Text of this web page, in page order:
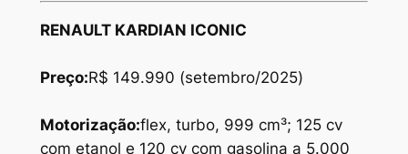
RENAULT KARDIAN ICONIC
Preço:R$ 149.990 (setembro/2025)
Motorização:flex, turbo, 999 cm³; 125 cv
com etanol e 120 cv com gasolina a 5.000